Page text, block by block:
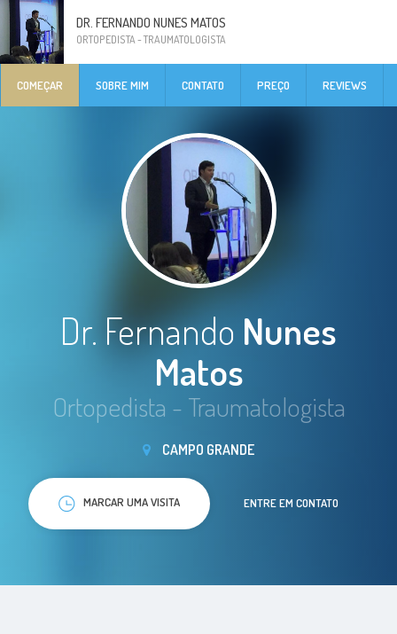
DR. FERNANDO NUNES MATOS
ORTOPEDISTA - TRAUMATOLOGISTA
COMEÇAR SOBRE MIM CONTATO PREÇO REVIEWS
Dr. Fernando Nunes
Matos
Ortopedista - Traumatologista
CAMPO GRANDE
MARCAR UMA VISITA ENTRE EM CONTATO